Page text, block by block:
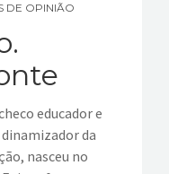
DE OPINIÃO
educador e
da
nasceu no